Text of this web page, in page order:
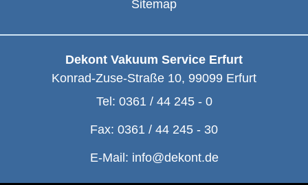
Sitemap
Dekont Vakuum Service Erfurt
Konrad-Zuse-Straße 10, 99099 Erfurt
Tel: 0361 / 44 245 - 0
Fax: 0361 / 44 245 - 30
E-Mail: info@dekont.de